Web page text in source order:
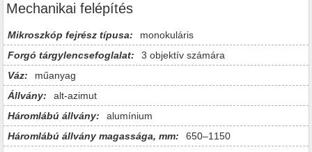
Mechanikai felépítés
Mikroszkóp fejrész típusa:
monokuláris
Forgó tárgylencsefoglalat:
3 objektív számára
Váz:
műanyag
Állvány:
alt-azimut
Háromlábú állvány:
alumínium
Háromlábú állvány magassága, mm:
650–1150